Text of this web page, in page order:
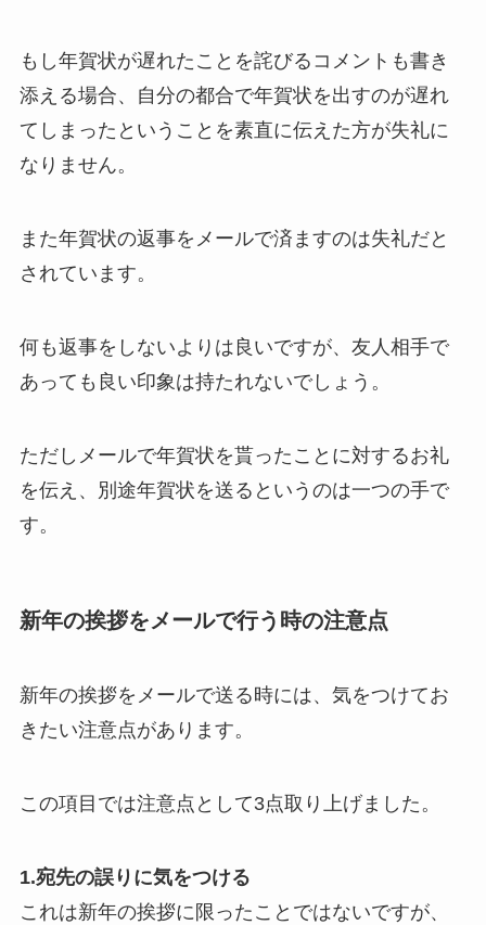
もし年賀状が遅れたことを詫びるコメントも書き
添える場合、自分の都合で年賀状を出すのが遅れ
てしまったということを素直に伝えた方が失礼に
なりません。
また年賀状の返事をメールで済ますのは失礼だと
されています。
何も返事をしないよりは良いですが、友人相手で
あっても良い印象は持たれないでしょう。
ただしメールで年賀状を貰ったことに対するお礼
を伝え、別途年賀状を送るというのは一つの手で
す。
新年の挨拶をメールで行う時の注意点
新年の挨拶をメールで送る時には、気をつけてお
きたい注意点があります。
この項目では注意点として3点取り上げました。
1.宛先の誤りに気をつける
これは新年の挨拶に限ったことではないですが、